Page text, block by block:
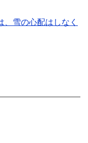
、雪の心配はしなく